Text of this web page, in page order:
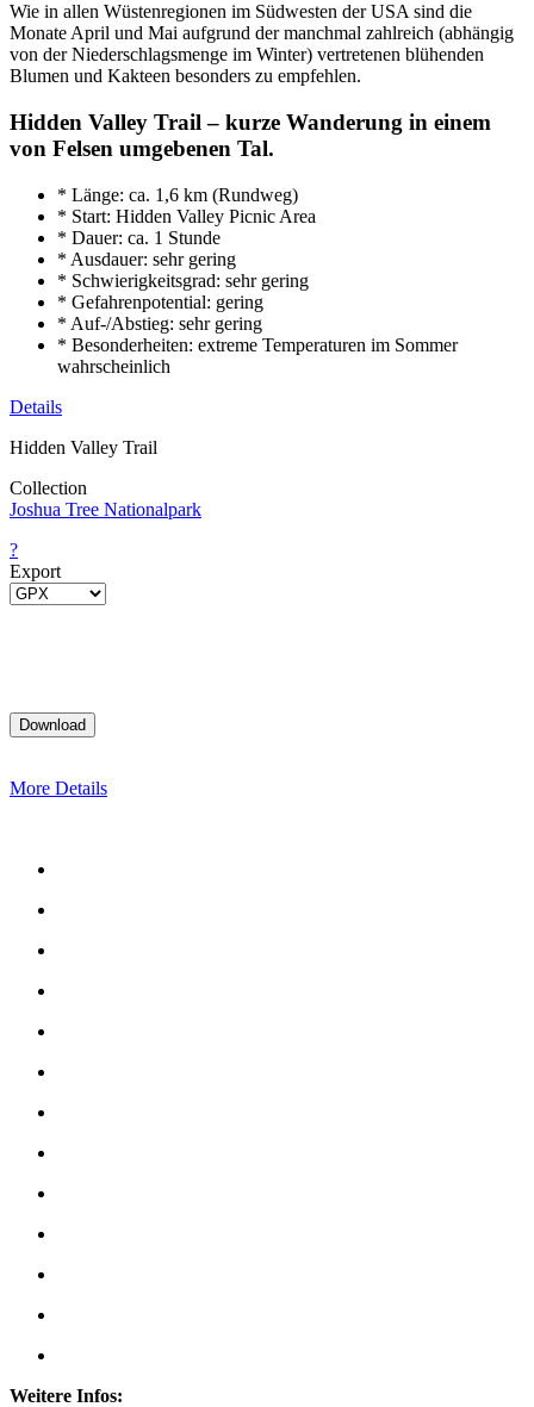
Wie in allen Wüstenregionen im Südwesten der USA sind die
Monate April und Mai aufgrund der manchmal zahlreich (abhängig
von der Niederschlagsmenge im Winter) vertretenen blühenden
Blumen und Kakteen besonders zu empfehlen.
Hidden Valley Trail – kurze Wanderung in einem
von Felsen umgebenen Tal.
* Länge: ca. 1,6 km (Rundweg)
* Start: Hidden Valley Picnic Area
* Dauer: ca. 1 Stunde
* Ausdauer: sehr gering
* Schwierigkeitsgrad: sehr gering
* Gefahrenpotential: gering
* Auf-/Abstieg: sehr gering
* Besonderheiten: extreme Temperaturen im Sommer
wahrscheinlich
Details
Hidden Valley Trail
Collection
Joshua Tree Nationalpark
?
Export
More Details
Weitere Infos: